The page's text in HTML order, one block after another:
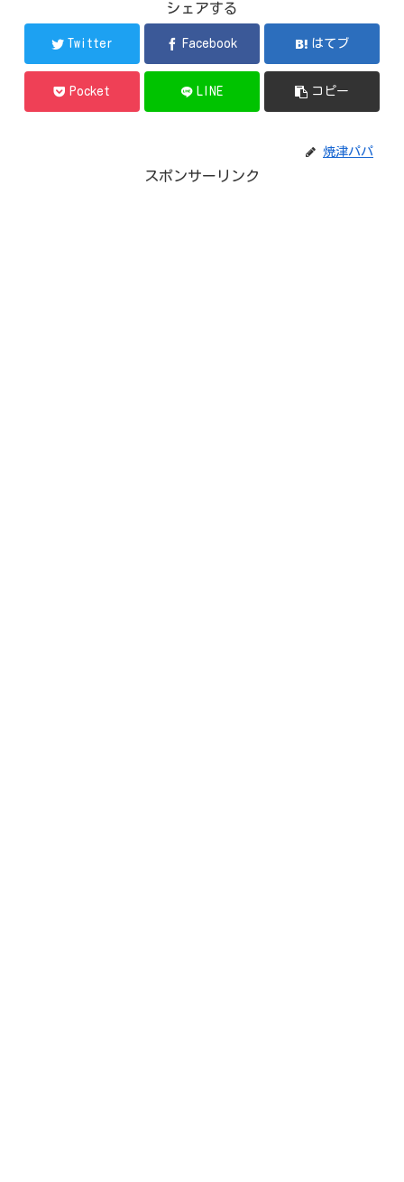
シェアする
Twitter Facebook はてブ
Pocket LINE コピー
焼津パパ
スポンサーリンク